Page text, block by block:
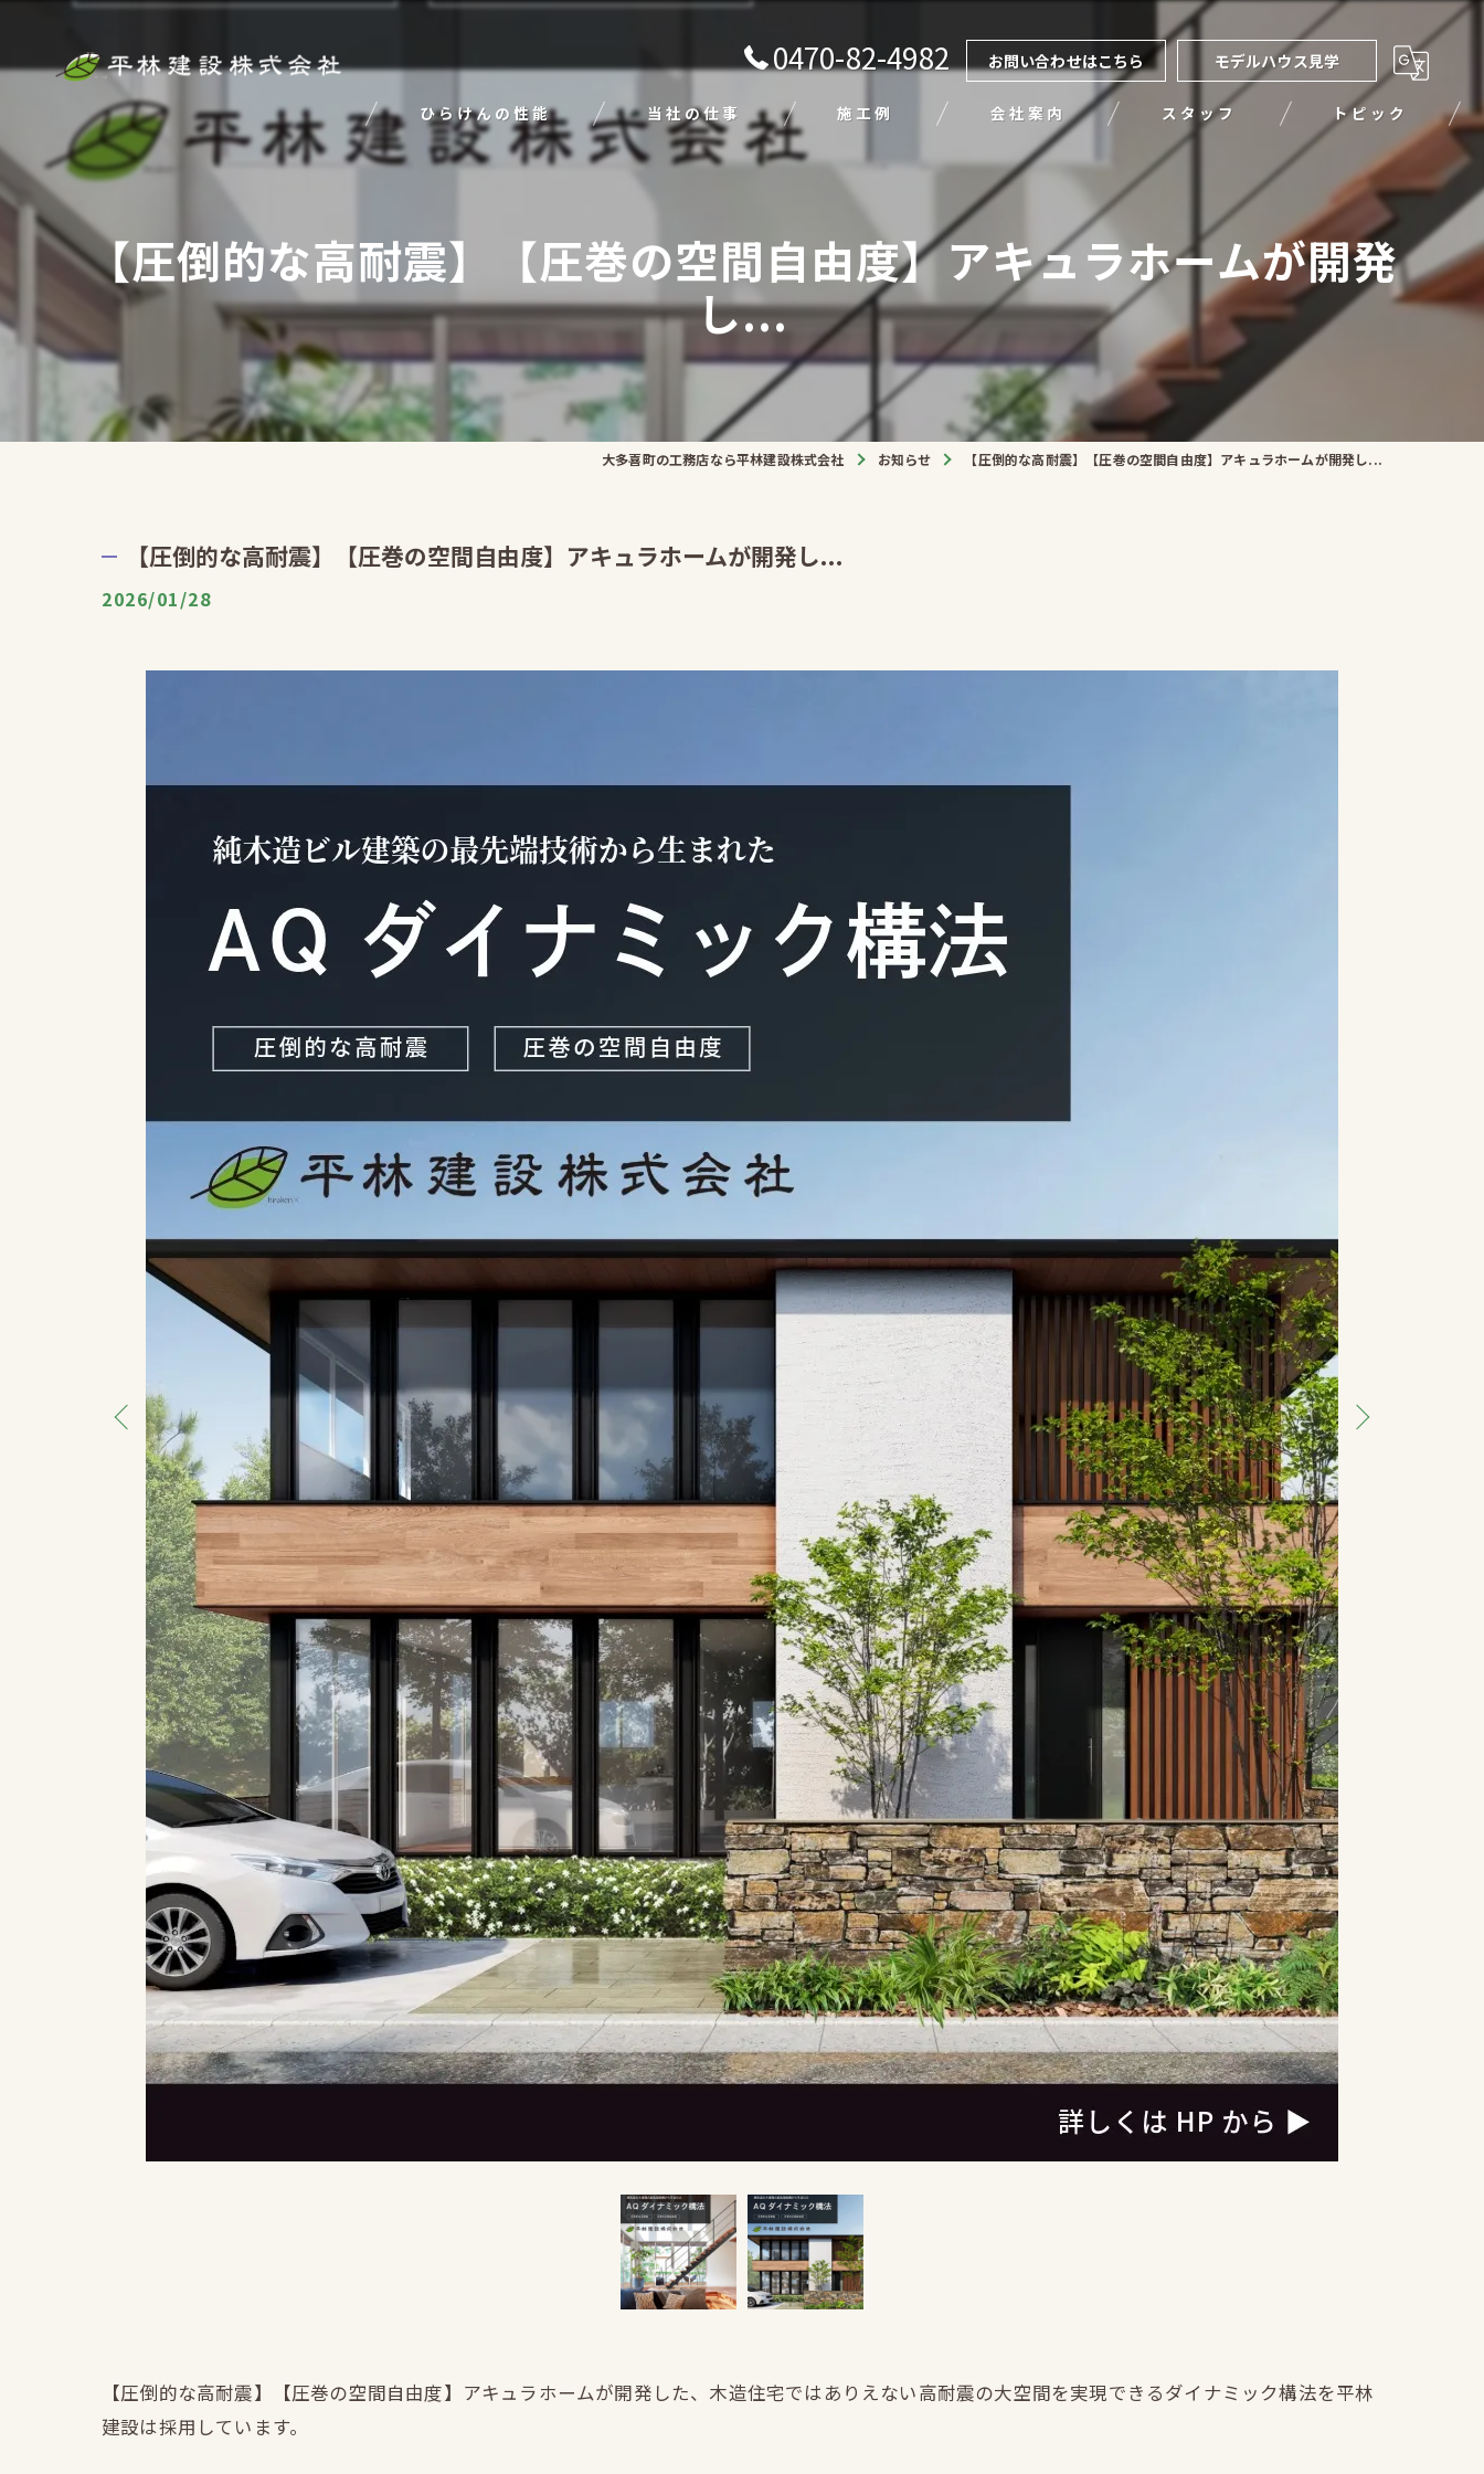
0470-82-4982 お問い合わせはこちら モデルハウス見学
ひらけんの性能 当社の仕事
注文住宅
リフォーム
エクステリア
平屋
施工例 会社案内 スタッフ トピック
【圧倒的な高耐震】【圧巻の空間自由度】アキュラホームが開発
し...
大多喜町の工務店なら平林建設株式会社 お知らせ 【圧倒的な高耐震】【圧巻の空間自由度】アキュラホームが開発し...
【圧倒的な高耐震】【圧巻の空間自由度】アキュラホームが開発し...
2026/01/28
【圧倒的な高耐震】【圧巻の空間自由度】アキュラホームが開発した、木造住宅ではありえない高耐震の大空間を実現できるダイナミック構法を平林
建設は採用しています。